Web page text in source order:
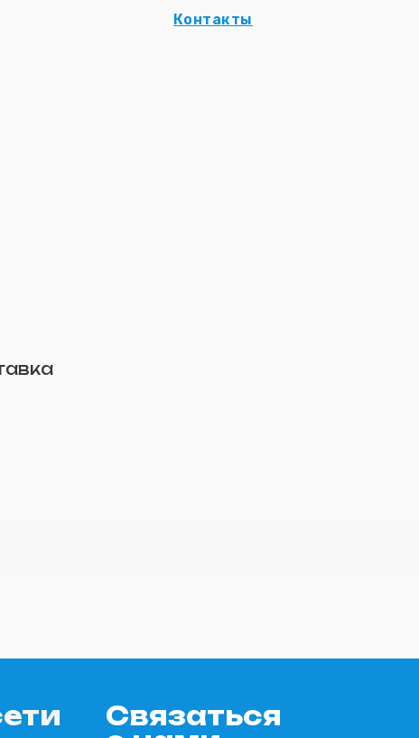
Контакты
Связаться